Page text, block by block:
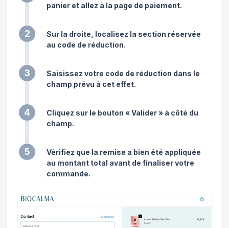
panier et allez à la page de paiement.
2
Sur la droite, localisez la section réservée
au code de réduction.
3
Saisissez votre code de réduction dans le
champ prévu à cet effet.
4
Cliquez sur le bouton « Valider » à côté du
champ.
5
Vérifiez que la remise a bien été appliquée
au montant total avant de finaliser votre
commande.